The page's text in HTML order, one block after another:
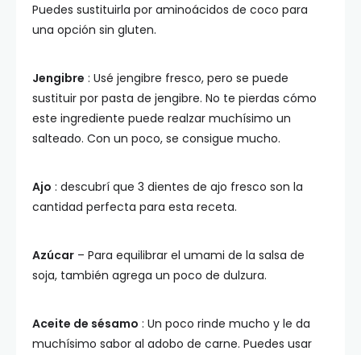
Puedes sustituirla por aminoácidos de coco para
una opción sin gluten.
Jengibre : Usé jengibre fresco, pero se puede
sustituir por pasta de jengibre. No te pierdas cómo
este ingrediente puede realzar muchísimo un
salteado. Con un poco, se consigue mucho.
Ajo : descubrí que 3 dientes de ajo fresco son la
cantidad perfecta para esta receta.
Azúcar – Para equilibrar el umami de la salsa de
soja, también agrega un poco de dulzura.
Aceite de sésamo : Un poco rinde mucho y le da
muchísimo sabor al adobo de carne. Puedes usar